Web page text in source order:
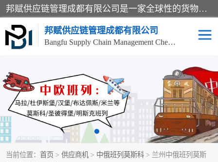
邦赋供应链管理成都有限公司是一家全球性的货物运输代理公司，主要从事：波兰中欧班列、德国中欧班列、出口莫斯科班列、中欧班列进口、蓉欧铁路、成都出口空运等业务，同时亦提供报关、报检、仓储、码头操作等服务。
邦赋供应链管理成都有限公司
Bangfu Supply Chain Management Chengdu Co.,LTD
当前位置： 首页 > 供应商机 > 中俄班列莫斯科 > 兰州中俄班列莫斯
进出口门到门 成都中欧班列
国际汽运 国际空运
食品进口物流清关 南美海运